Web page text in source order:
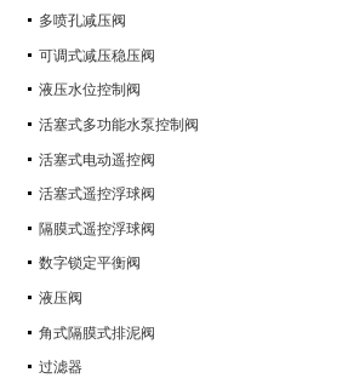
多喷孔减压阀
可调式减压稳压阀
液压水位控制阀
活塞式多功能水泵控制阀
活塞式电动遥控阀
活塞式遥控浮球阀
隔膜式遥控浮球阀
数字锁定平衡阀
液压阀
角式隔膜式排泥阀
过滤器